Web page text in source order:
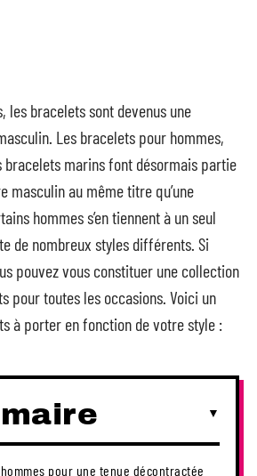
les bracelets sont devenus une
Les bracelets pour hommes,
bracelets marins font désormais partie
masculin au même titre qu’une
hommes s’en tiennent à un seul
de nombreux styles différents. Si
pouvez vous constituer une collection
pour toutes les occasions. Voici un
à porter en fonction de votre style :
pour une tenue décontractée